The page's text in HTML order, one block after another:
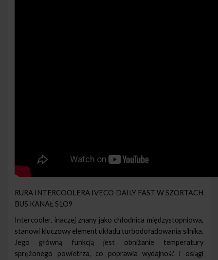
RURA INTERCOOLERA IVECO DAILY FAST W SZORTACH
BUS KANAŁ S1O9
Intercooler, inaczej znany jako chłodnica międzystopniowa,
stanowi kluczowy element układu turbodoładowania silnika.
Jego główną funkcją jest obniżanie temperatury
sprężonego powietrza, co poprawia wydajność i osiągi